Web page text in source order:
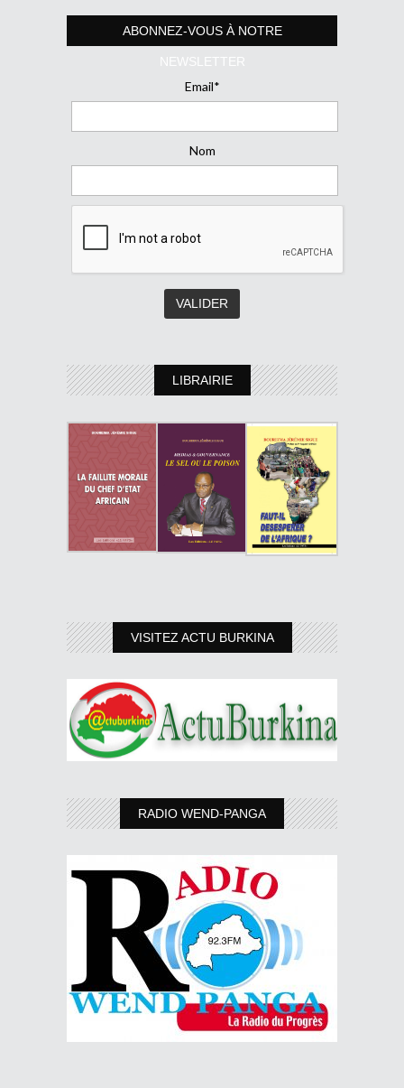
ABONNEZ-VOUS À NOTRE
NEWSLETTER
Email*
Nom
LIBRAIRIE
VISITEZ ACTU BURKINA
RADIO WEND-PANGA